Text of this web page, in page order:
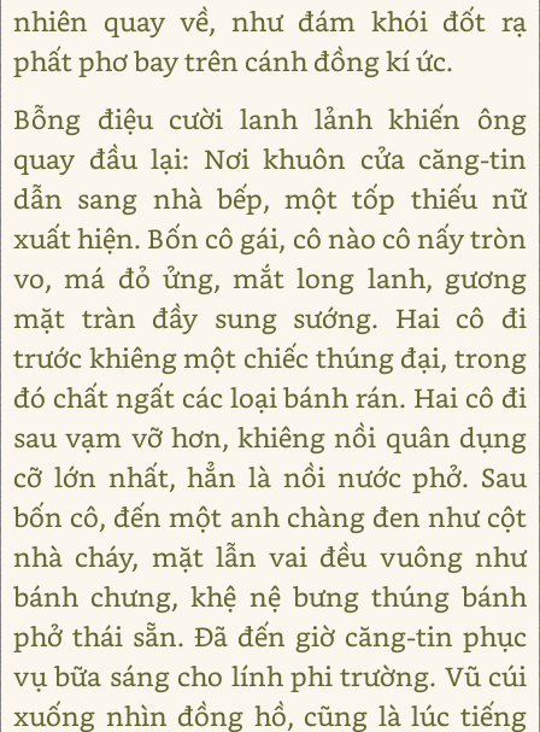
nhiên quay về, như đám khói đốt rạ
phất phơ bay trên cánh đồng kí ức.
Bỗng điệu cười lanh lảnh khiến ông
quay đầu lại: Nơi khuôn cửa căng-tin
dẫn sang nhà bếp, một tốp thiếu nữ
xuất hiện. Bốn cô gái, cô nào cô nấy tròn
vo, má đỏ ửng, mắt long lanh, gương
mặt tràn đầy sung sướng. Hai cô đi
trước khiêng một chiếc thúng đại, trong
đó chất ngất các loại bánh rán. Hai cô đi
sau vạm vỡ hơn, khiêng nồi quân dụng
cỡ lớn nhất, hẳn là nồi nước phở. Sau
bốn cô, đến một anh chàng đen như cột
nhà cháy, mặt lẫn vai đều vuông như
bánh chưng, khệ nệ bưng thúng bánh
phở thái sẵn. Đã đến giờ căng-tin phục
vụ bữa sáng cho lính phi trường. Vũ cúi
xuống nhìn đồng hồ, cũng là lúc tiếng